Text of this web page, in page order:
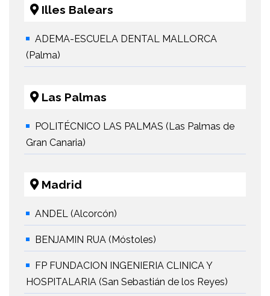
Illes Balears
ADEMA-ESCUELA DENTAL MALLORCA
(Palma)
Las Palmas
POLITÉCNICO LAS PALMAS (Las Palmas de
Gran Canaria)
Madrid
ANDEL (Alcorcón)
BENJAMIN RUA (Móstoles)
FP FUNDACION INGENIERIA CLINICA Y
HOSPITALARIA (San Sebastián de los Reyes)